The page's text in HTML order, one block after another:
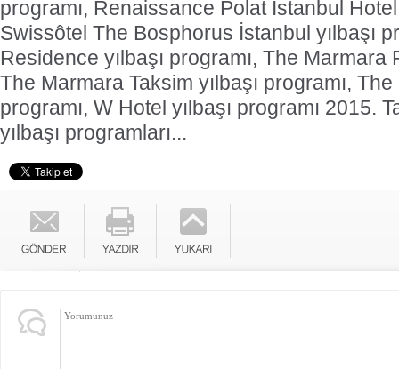
programı, Renaissance Polat İstanbul Hotel
Swissôtel The Bosphorus İstanbul yılbaşı
Residence yılbaşı programı, The Marmara
The Marmara Taksim yılbaşı programı,
programı, W Hotel yılbaşı programı 2015.
yılbaşı programları...